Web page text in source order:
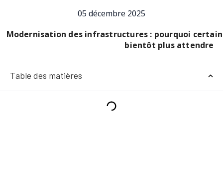
05 décembre 2025
Modernisation des infrastructures : pourquoi
bientôt plus attendre
Table des matières